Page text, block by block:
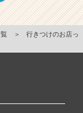
＞
行きつけのお店っ